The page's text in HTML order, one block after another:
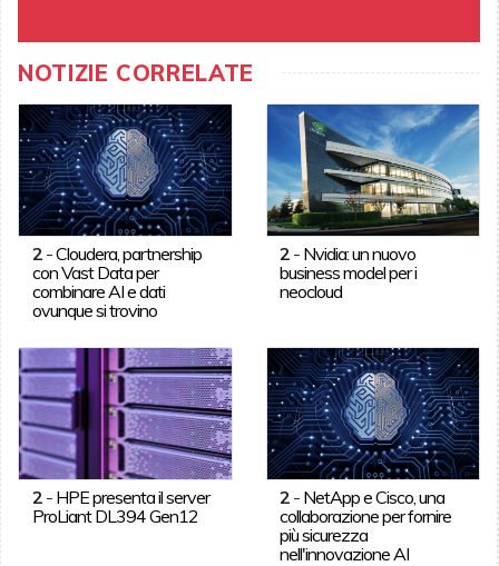
NOTIZIE CORRELATE
2-Cloudera, partnership
con Vast Data per
combinare AI e dati
ovunque si trovino
2 - Nvidia: un nuovo
business model per i
neocloud
2- HPE presenta il server
ProLiant DL394 Gen12
2 - NetApp e Cisco, una
collaborazione per fornire
più sicurezza
nell'innovazione AI